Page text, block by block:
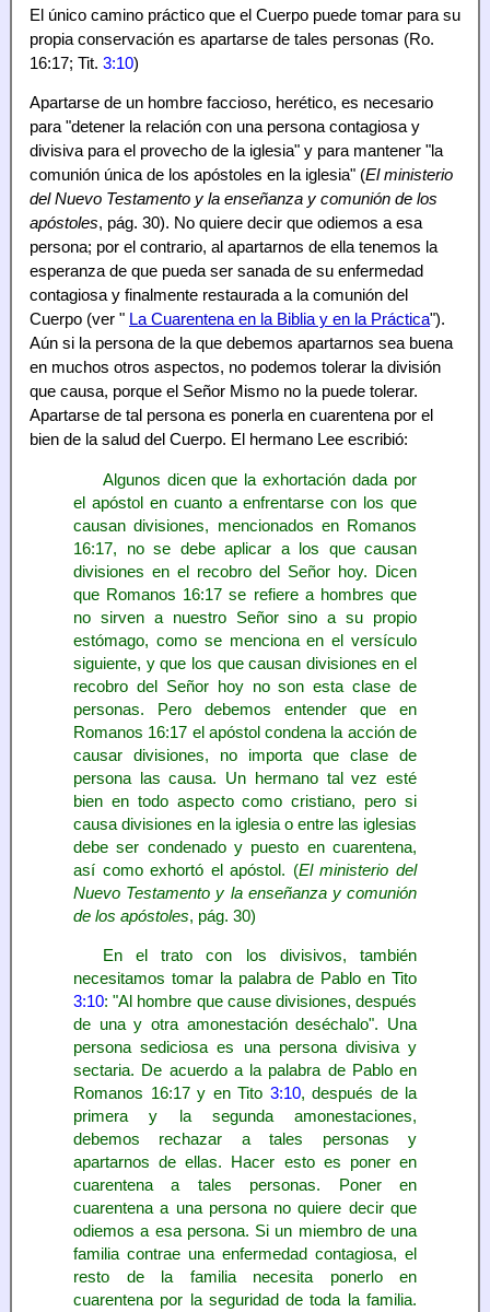
El único camino práctico que el Cuerpo puede tomar para su
propia conservación es apartarse de tales personas (Ro.
16:17; Tit. 3:10)
Apartarse de un hombre faccioso, herético, es necesario
para "detener la relación con una persona contagiosa y
divisiva para el provecho de la iglesia" y para mantener "la
comunión única de los apóstoles en la iglesia" (El ministerio
del Nuevo Testamento y la enseñanza y comunión de los
apóstoles, pág. 30). No quiere decir que odiemos a esa
persona; por el contrario, al apartarnos de ella tenemos la
esperanza de que pueda ser sanada de su enfermedad
contagiosa y finalmente restaurada a la comunión del
Cuerpo (ver " La Cuarentena en la Biblia y en la Práctica").
Aún si la persona de la que debemos apartarnos sea buena
en muchos otros aspectos, no podemos tolerar la división
que causa, porque el Señor Mismo no la puede tolerar.
Apartarse de tal persona es ponerla en cuarentena por el
bien de la salud del Cuerpo. El hermano Lee escribió:
Algunos dicen que la exhortación dada por
el apóstol en cuanto a enfrentarse con los que
causan divisiones, mencionados en Romanos
16:17, no se debe aplicar a los que causan
divisiones en el recobro del Señor hoy. Dicen
que Romanos 16:17 se refiere a hombres que
no sirven a nuestro Señor sino a su propio
estómago, como se menciona en el versículo
siguiente, y que los que causan divisiones en el
recobro del Señor hoy no son esta clase de
personas. Pero debemos entender que en
Romanos 16:17 el apóstol condena la acción de
causar divisiones, no importa que clase de
persona las causa. Un hermano tal vez esté
bien en todo aspecto como cristiano, pero si
causa divisiones en la iglesia o entre las iglesias
debe ser condenado y puesto en cuarentena,
así como exhortó el apóstol. (El ministerio del
Nuevo Testamento y la enseñanza y comunión
de los apóstoles, pág. 30)
En el trato con los divisivos, también
necesitamos tomar la palabra de Pablo en Tito
3:10: "Al hombre que cause divisiones, después
de una y otra amonestación deséchalo". Una
persona sediciosa es una persona divisiva y
sectaria. De acuerdo a la palabra de Pablo en
Romanos 16:17 y en Tito 3:10, después de la
primera y la segunda amonestaciones,
debemos rechazar a tales personas y
apartarnos de ellas. Hacer esto es poner en
cuarentena a tales personas. Poner en
cuarentena a una persona no quiere decir que
odiemos a esa persona. Si un miembro de una
familia contrae una enfermedad contagiosa, el
resto de la familia necesita ponerlo en
cuarentena por la seguridad de toda la familia.